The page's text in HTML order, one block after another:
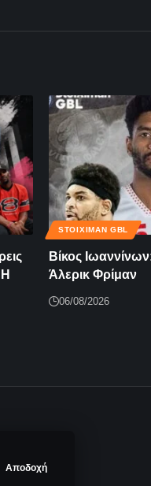
Αποδοχή
STOIXIMAN GBL
Βίκος
Άλερικ Φρίμαν
06/08/2026